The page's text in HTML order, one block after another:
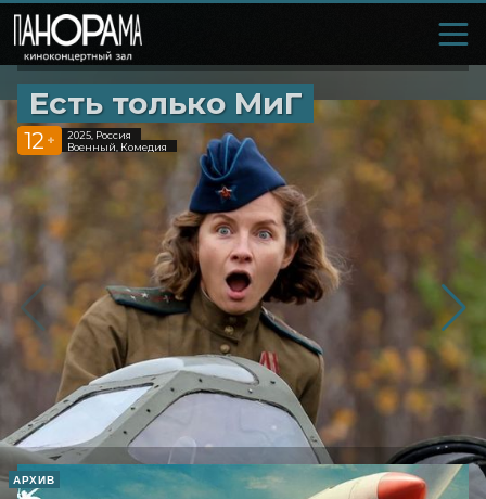
Есть только МиГ
12 +
2025, Россия
Военный, Комедия
АРХИВ